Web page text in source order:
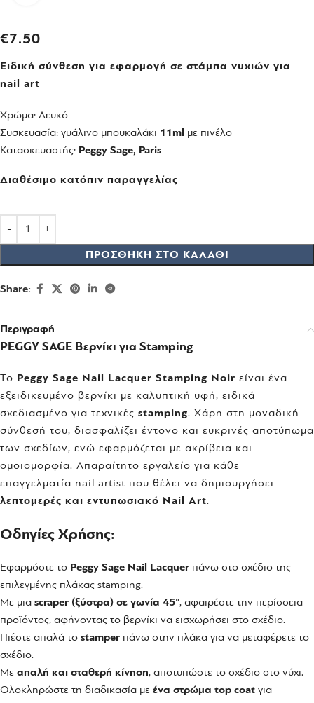
€7.50
Ειδική σύνθεση για εφαρμογή σε στάμπα νυχιών για
nail art
Χρώμα: Λευκό
Συσκευασία: γυάλινο μπουκαλάκι 11ml με πινέλο
Κατασκευαστής: Peggy Sage, Paris
Διαθέσιμο κατόπιν παραγγελίας
ΠΡΟΣΘΉΚΗ ΣΤΟ ΚΑΛΆΘΙ
Share:
Περιγραφή
PEGGY SAGE Βερνίκι για Stamping
Το Peggy Sage Nail Lacquer Stamping Noir είναι ένα
εξειδικευμένο βερνίκι με καλυπτική υφή, ειδικά
σχεδιασμένο για τεχνικές stamping. Χάρη στη μοναδική
σύνθεσή του, διασφαλίζει έντονο και ευκρινές αποτύπωμα
των σχεδίων, ενώ εφαρμόζεται με ακρίβεια και
ομοιομορφία. Απαραίτητο εργαλείο για κάθε
επαγγελματία nail artist που θέλει να δημιουργήσει
λεπτομερές και εντυπωσιακό Nail Art.
Οδηγίες Χρήσης:
Εφαρμόστε το Peggy Sage Nail Lacquer πάνω στο σχέδιο της
επιλεγμένης πλάκας stamping.
Με μια scraper (ξύστρα) σε γωνία 45°, αφαιρέστε την περίσσεια
προϊόντος, αφήνοντας το βερνίκι να εισχωρήσει στο σχέδιο.
Πιέστε απαλά το stamper πάνω στην πλάκα για να μεταφέρετε το
σχέδιο.
Με απαλή και σταθερή κίνηση, αποτυπώστε το σχέδιο στο νύχι.
Ολοκληρώστε τη διαδικασία με ένα στρώμα top coat για